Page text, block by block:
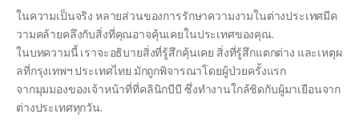
ในความเป็นจริง หลายส่วนของการรักษาความงามในต่างประเทศมีค
วามคล้ายคลึงกับสิ่งที่คุณอาจคุ้นเคยในประเทศของคุณ.
ในบทความนี้ เราจะอธิบายสิ่งที่รู้สึกคุ้นเคย สิ่งที่รู้สึกแตกต่าง และเหตุผ
ลที่กรุงเทพฯ ประเทศไทย มักถูกพิจารณาโดยผู้ป่วยครั้งแรก
จากมุมมองของเจ้าหน้าที่ที่คลินิกบีบี ซึ่งทำงานใกล้ชิดกับผู้มาเยือนจาก
ต่างประเทศทุกวัน.